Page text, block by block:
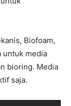
Biofoam,
untuk media
bioring. Media
saja.